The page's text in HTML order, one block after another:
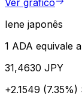
Iene japonês
1 ADA equivale a
31,4630 JPY
+2.1549 (7.35%)